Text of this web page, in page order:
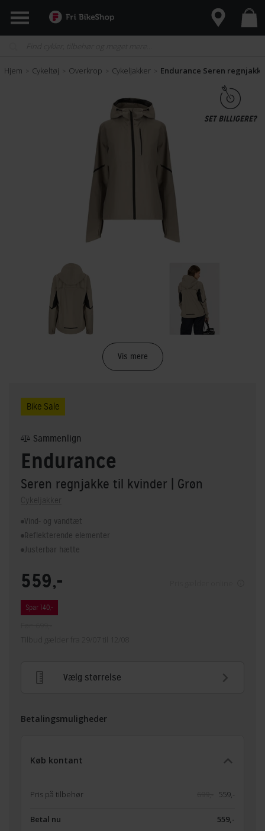
Hjem > Cykeltøj > Overkrop > Cykeljakker > Endurance Seren
SET BILLIGERE?
Vis mere
Bike Sale
Endurance
Seren regnjakke til kvinder | Grøn
Cykeljakker
Vind- og vandtæt
Reflekterende elementer
Justerbar hætte
Sammenlign
559,-
Spar 140,-
Tilbud gælder fra 29/07 til 12/08
Vælg størrelse
Betalingsmuligheder
Køb kontant
Pris på tilbehør 559,-
Betal nu 559,-